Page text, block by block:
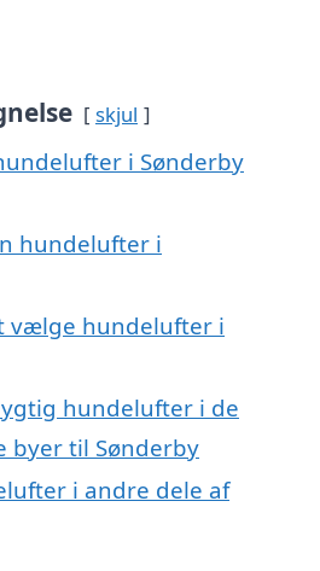
skjul
i Sønderby
hundelufter i
vælge hundelufter i
hundelufter i de
byer til Sønderby
i andre dele af